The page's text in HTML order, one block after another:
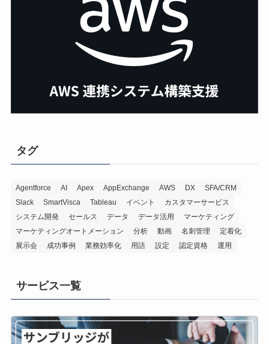
タグ
Agentforce AI Apex AppExchange AWS DX
SFA/CRM
Slack
SmartVisca Tableau イベント
カスタマーサービス
システム開発
セールス データ データ活用
マーケティング
マーケティングオートメーション
分析 動画 名刺管理
定着化
展示会
成功事例 業務効率化 用語 設定 認定資格 運用
サービス一覧